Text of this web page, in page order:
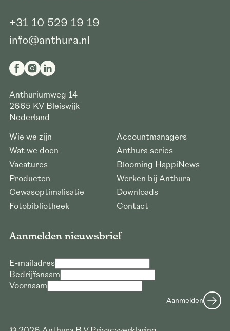
+31 10 529 19 19
info@anthura.nl
Anthuriumweg 14
2665 KV Bleiswijk
Nederland
Wie we zijn
Wat we doen
Vacatures
Producten
Gewasoptimalisatie
Fotobibliotheek
Accountmanagers
Anthura series
Blooming HappiNews
Werken bij Anthura
Downloads
Contact
Aanmelden nieuwsbrief
E-mailadres
Bedrijfsnaam
Voornaam
Aanmelden